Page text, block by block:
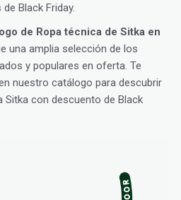
Black Friday.
de Ropa técnica de Sitka en
una amplia selección de los
y populares en oferta. Te
nuestro catálogo para descubrir
con descuento de Black